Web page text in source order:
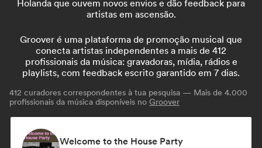
Holanda que ouvem novos envios e dão feedback para
artistas em ascensão.
Groover é uma plataforma de promoção musical que
conecta artistas independentes a mais de 412
profissionais da música: gravadoras, mídia, rádios e
playlists, com feedback escrito garantido em 7 dias.
412 curadores correspondentes à tua pesquisa — Mais de 4.000
profissionais da música disponíveis no Groover
Welcome to the House Party